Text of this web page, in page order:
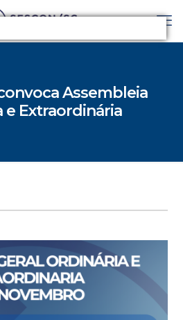
Assembleia
e Extraordinária